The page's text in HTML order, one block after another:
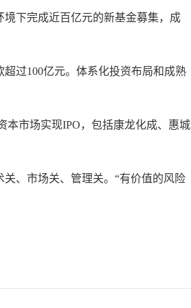
下完成近百亿元的新基金募集，成
过100亿元。体系化投资布局和成熟
本市场实现IPO，包括康龙化成、惠城
、市场关、管理关。“有价值的风险